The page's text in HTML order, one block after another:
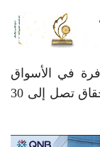
في الأسواق
التجارية، بفائدة تبلغ نحو 6%، ومدة استحقاق تصل إلى 30